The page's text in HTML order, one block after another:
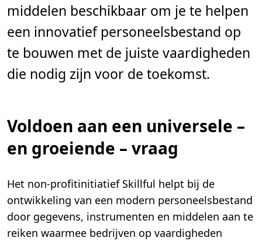
middelen beschikbaar om je te helpen
een innovatief personeelsbestand op
te bouwen met de juiste vaardigheden
die nodig zijn voor de toekomst.
Voldoen aan een universele –
en groeiende – vraag
Het non-profitinitiatief Skillful helpt bij de
ontwikkeling van een modern personeelsbestand
door gegevens, instrumenten en middelen aan te
reiken waarmee bedrijven op vaardigheden